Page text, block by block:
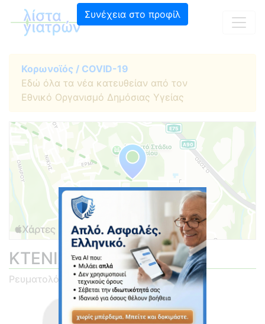
Συνέχεια στο προφίλ
Κορωνοϊός / COVID-19
Εδώ όλα τα νέα κατευθείαν από τον
Εθνικό Οργανισμό Δημόσιας Υγείας
ΚΤΕΝΙΑΔΑΚΗ ΕΛΕΝΗ
Ρευματολόγος